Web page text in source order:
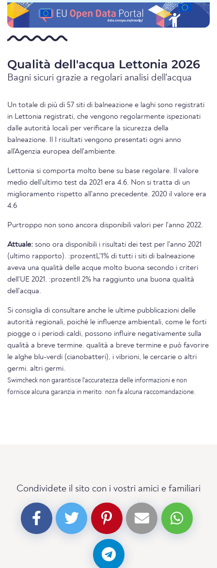
Qualità dell'acqua Lettonia 2026
Bagni sicuri grazie a regolari analisi dell'acqua
Un totale di più di 57 siti di balneazione e laghi sono registrati
in Lettonia registrati, che vengono regolarmente ispezionati
dalle autorità locali per verificare la sicurezza della
balneazione. Il I risultati vengono presentati ogni anno
all'Agenzia europea dell'ambiente.
Lettonia si comporta molto bene su base regolare. Il valore
medio dell'ultimo test da 2021 era 4.6. Non si tratta di un
miglioramento rispetto all'anno precedente. 2020 il valore era
4.6
Purtroppo non sono ancora disponibili valori per l'anno 2022.
Attuale: sono ora disponibili i risultati dei test per l'anno 2021
(ultimo rapporto). :prozentL'1% di tutti i siti di balneazione
aveva una qualità delle acque molto buona secondo i criteri
dell'UE 2021. :prozentIl 2% ha raggiunto una buona qualità
dell'acqua.
Si consiglia di consultare anche le ultime pubblicazioni delle
autorità regionali, poiché le influenze ambientali, come le forti
piogge o i periodi caldi, possono influire negativamente sulla
qualità a breve termine. qualità a breve termine e può favorire
le alghe blu-verdi (cianobatteri), i vibrioni, le cercarie o altri
germi. altri germi.
Swimcheck non garantisce l'accuratezza delle informazioni e non
fornisce alcuna garanzia in merito. non fa alcuna raccomandazione.
Condividete il sito con i vostri amici e familiari